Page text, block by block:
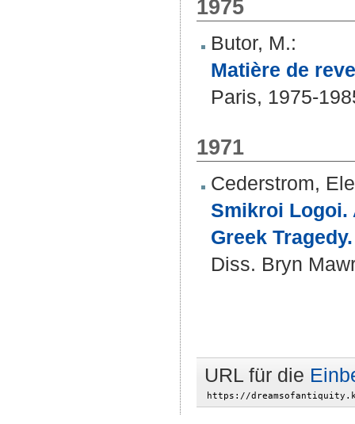
1975
Butor, M.:
Matière de
Paris, 1975-
1971
Cederstrom,
Smikroi Logoi.
Greek Tragedy.
Diss. Bryn
URL für die